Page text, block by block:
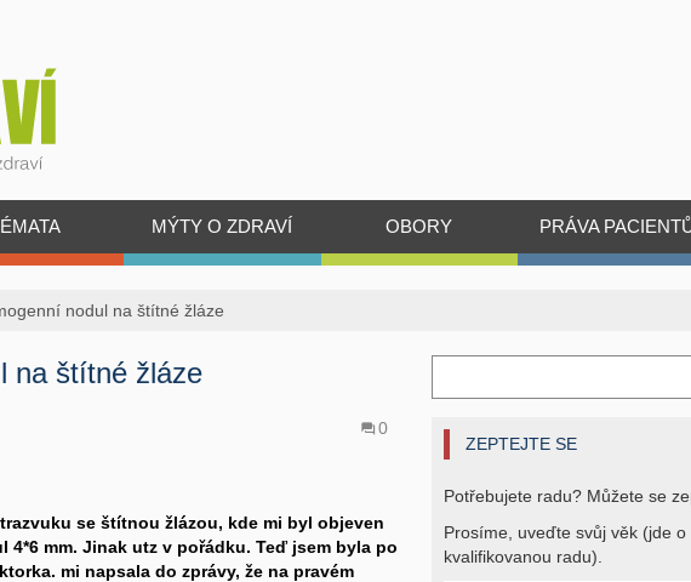
MÝTY O ZDRAVÍ OBORY PRÁVA
nodul na štítné žláze
na štítné žláze
0
se štítnou žlázou, kde mi byl objeven
mm. Jinak utz v pořádku. Teď jsem byla po
mi napsala do zprávy, že na pravém
ZEPTEJTE SE
Potřebujete radu? Můžete se
Prosíme, uveďte svůj věk (jde
kvalifikovanou radu).